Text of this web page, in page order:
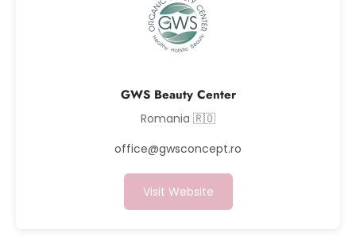
GWS Beauty Center
Romania 🇷🇴
office@gwsconcept.ro
Visit Website